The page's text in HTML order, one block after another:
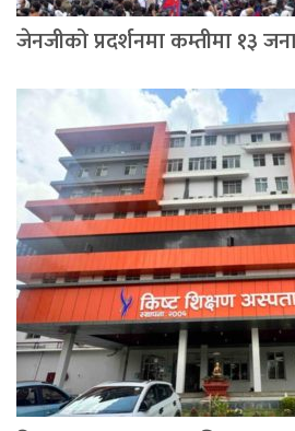
जेनजीको प्रदर्शनमा कम्तीमा १३